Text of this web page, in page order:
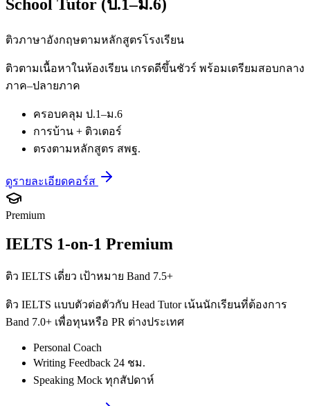
School Tutor (ป.1–ม.6)
ติวภาษาอังกฤษตามหลักสูตรโรงเรียน
ติวตามเนื้อหาในห้องเรียน เกรดดีขึ้นชัวร์ พร้อมเตรียมสอบกลาง
ภาค–ปลายภาค
ครอบคลุม ป.1–ม.6
การบ้าน + ติวเตอร์
ตรงตามหลักสูตร สพฐ.
ดูรายละเอียดคอร์ส
Premium
IELTS 1-on-1 Premium
ติว IELTS เดี่ยว เป้าหมาย Band 7.5+
ติว IELTS แบบตัวต่อตัวกับ Head Tutor เน้นนักเรียนที่ต้องการ
Band 7.0+ เพื่อทุนหรือ PR ต่างประเทศ
Personal Coach
Writing Feedback 24 ชม.
Speaking Mock ทุกสัปดาห์